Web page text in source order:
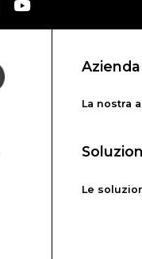
Azienda
La nostra
Le